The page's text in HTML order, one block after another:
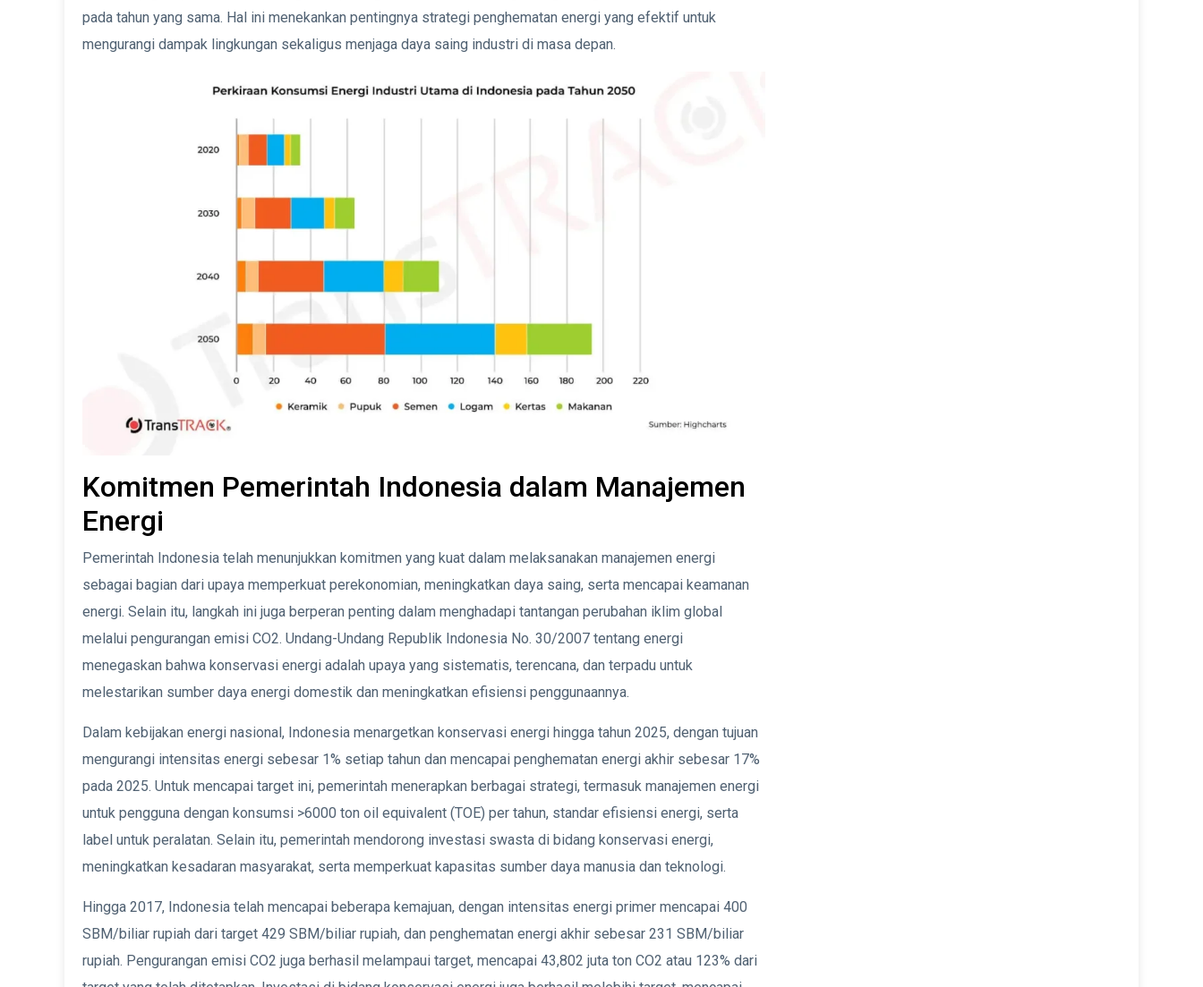
pada tahun yang sama. Hal ini menekankan pentingnya strategi penghematan energi yang efektif untuk
mengurangi dampak lingkungan sekaligus menjaga daya saing industri di masa depan.
Komitmen Pemerintah Indonesia dalam Manajemen
Energi
Pemerintah Indonesia telah menunjukkan komitmen yang kuat dalam melaksanakan manajemen energi
sebagai bagian dari upaya memperkuat perekonomian, meningkatkan daya saing, serta mencapai keamanan
energi. Selain itu, langkah ini juga berperan penting dalam menghadapi tantangan perubahan iklim global
melalui pengurangan emisi CO2. Undang-Undang Republik Indonesia No. 30/2007 tentang energi
menegaskan bahwa konservasi energi adalah upaya yang sistematis, terencana, dan terpadu untuk
melestarikan sumber daya energi domestik dan meningkatkan efisiensi penggunaannya.
Dalam kebijakan energi nasional, Indonesia menargetkan konservasi energi hingga tahun 2025, dengan tujuan
mengurangi intensitas energi sebesar 1% setiap tahun dan mencapai penghematan energi akhir sebesar 17%
pada 2025. Untuk mencapai target ini, pemerintah menerapkan berbagai strategi, termasuk manajemen energi
untuk pengguna dengan konsumsi >6000 ton oil equivalent (TOE) per tahun, standar efisiensi energi, serta
label untuk peralatan. Selain itu, pemerintah mendorong investasi swasta di bidang konservasi energi,
meningkatkan kesadaran masyarakat, serta memperkuat kapasitas sumber daya manusia dan teknologi.
Hingga 2017, Indonesia telah mencapai beberapa kemajuan, dengan intensitas energi primer mencapai 400
SBM/biliar rupiah dari target 429 SBM/biliar rupiah, dan penghematan energi akhir sebesar 231 SBM/biliar
rupiah. Pengurangan emisi CO2 juga berhasil melampaui target, mencapai 43,802 juta ton CO2 atau 123% dari